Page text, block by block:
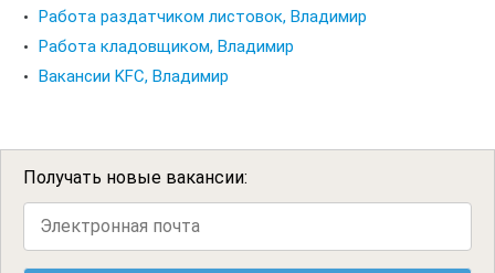
Работа раздатчиком листовок, Владимир
Работа кладовщиком, Владимир
Вакансии KFC, Владимир
Получать новые вакансии: